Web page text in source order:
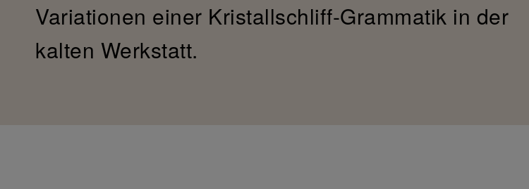
Variationen einer Kristallschliff-Grammatik in der
kalten Werkstatt.